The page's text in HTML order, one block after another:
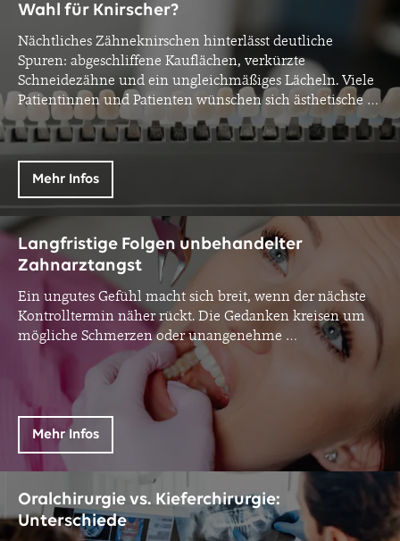
Wahl für Knirscher?
Nächtliches Zähneknirschen hinterlässt deutliche
Spuren: abgeschliffene Kauflächen, verkürzte
Schneidezähne und ein ungleichmäßiges Lächeln. Viele
Patientinnen und Patienten wünschen sich ästhetische …
Mehr Infos
Langfristige Folgen unbehandelter
Zahnarztangst
Ein ungutes Gefühl macht sich breit, wenn der nächste
Kontrolltermin näher rückt. Die Gedanken kreisen um
mögliche Schmerzen oder unangenehme …
Mehr Infos
Oralchirurgie vs. Kieferchirurgie:
Unterschiede